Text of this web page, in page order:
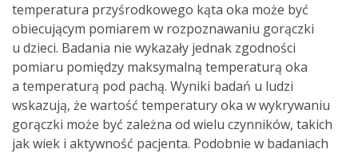
temperatura przyśrodkowego kąta oka może być
obiecującym pomiarem w rozpoznawaniu gorączki
u dzieci. Badania nie wykazały jednak zgodności
pomiaru pomiędzy maksymalną temperaturą oka
a temperaturą pod pachą. Wyniki badań u ludzi
wskazują, że wartość temperatury oka w wykrywaniu
gorączki może być zależna od wielu czynników, takich
jak wiek i aktywność pacjenta. Podobnie w badaniach